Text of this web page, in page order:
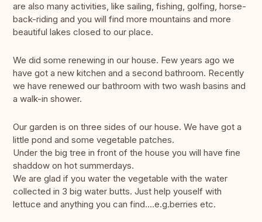
are also many activities, like sailing, fishing, golfing, horse-
back-riding and you will find more mountains and more
beautiful lakes closed to our place.
We did some renewing in our house. Few years ago we
have got a new kitchen and a second bathroom. Recently
we have renewed our bathroom with two wash basins and
a walk-in shower.
Our garden is on three sides of our house. We have got a
little pond and some vegetable patches.
Under the big tree in front of the house you will have fine
shaddow on hot summerdays.
We are glad if you water the vegetable with the water
collected in 3 big water butts. Just help youself with
lettuce and anything you can find....e.g.berries etc.